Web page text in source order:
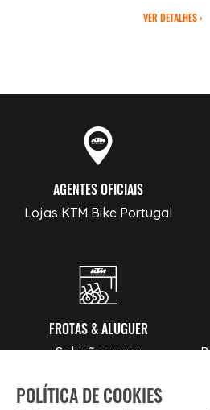
VER DETALHES ›
AGENTES OFICIAIS
Lojas KTM Bike Portugal
FROTAS & ALUGUER
Soluções para
POLÍTICA DE COOKIES